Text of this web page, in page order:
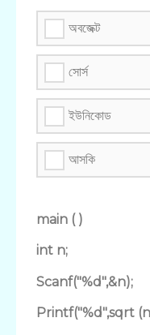
অবজেক্ট
সোর্স
ইউনিকোড
আসকি
main ( )
int n;
Scanf("%d",&n);
Printf("%d",sqrt